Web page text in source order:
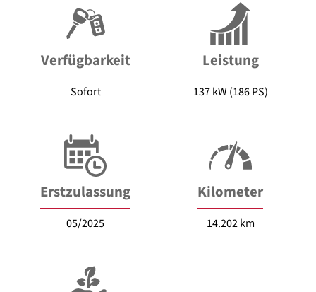
Verfügbarkeit
Sofort
Leistung
137 kW (186 PS)
Erstzulassung
05/2025
Kilometer
14.202 km